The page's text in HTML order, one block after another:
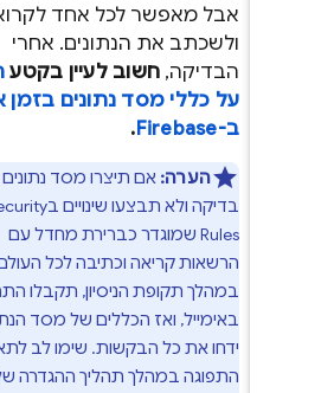
אבל מאפשר לכל אחד לקרוא
ולשכתב את הנתונים. אחרי
הבדיקה,חשוב לעיין בקטעהסבר
על כללי מסד נתונים בזמן אמת
.
הערה:אם תיצרו מסד נתונים במצב
בדיקה ולא תבצעו שינויים בSecurity
שמוגדר כברירת מחדל עם
הרשאות קריאה וכתיבה לכל העולם
במהלך תקופת הניסיון, תקבלו התראה
באימייל, ואז הכללים של מסד הנתונים
ידחו את כל הבקשות. שימו לב לתאריך
התפוגה במהלך תהליך ההגדרה של